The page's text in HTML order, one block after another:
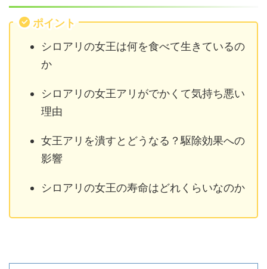
ポイント
シロアリの女王は何を食べて生きているの
か
シロアリの女王アリがでかくて気持ち悪い
理由
女王アリを潰すとどうなる？駆除効果への
影響
シロアリの女王の寿命はどれくらいなのか